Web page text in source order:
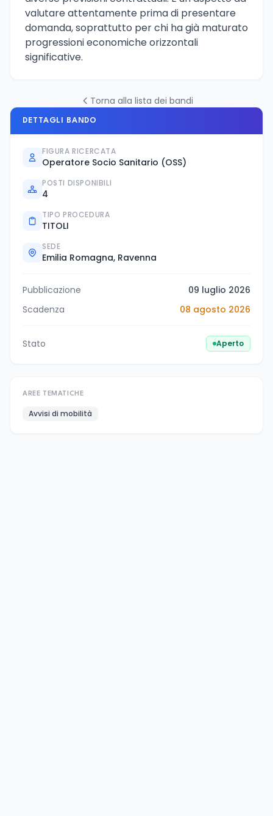
valutare attentamente prima di presentare
domanda, soprattutto per chi ha già maturato
progressioni economiche orizzontali
significative.
Torna alla lista dei bandi
DETTAGLI BANDO
FIGURA RICERCATA
Operatore Socio Sanitario (OSS)
POSTI DISPONIBILI
4
TIPO PROCEDURA
TITOLI
SEDE
Emilia Romagna, Ravenna
Pubblicazione
09 luglio 2026
Scadenza
08 agosto 2026
Stato Aperto
AREE TEMATICHE
Avvisi di mobilità